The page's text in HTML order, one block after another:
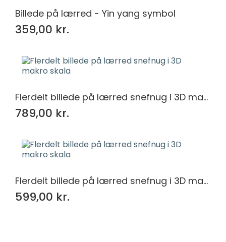
Billede på lærred - Yin yang symbol
359,00 kr.
Flerdelt billede på lærred snefnug i 3D makro skala
789,00 kr.
Flerdelt billede på lærred snefnug i 3D makro skala
599,00 kr.